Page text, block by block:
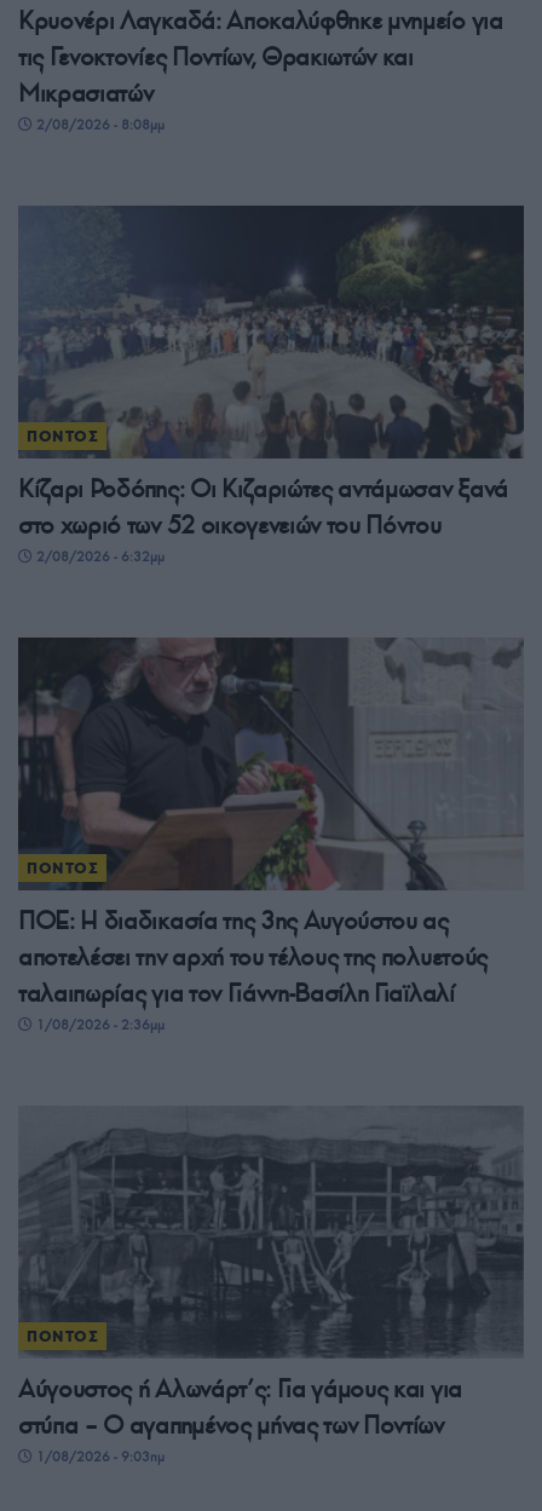
Κρυονέρι Λαγκαδά: Αποκαλύφθηκε μνημείο για
τις Γενοκτονίες Ποντίων, Θρακιωτών και
Μικρασιατών
2/08/2026 - 8:08μμ
ΠΟΝΤΟΣ
Κίζαρι Ροδόπης: Οι Κιζαριώτες αντάμωσαν ξανά
στο χωριό των 52 οικογενειών του Πόντου
2/08/2026 - 6:32μμ
ΠΟΝΤΟΣ
ΠΟΕ: Η διαδικασία της 3ης Αυγούστου ας
αποτελέσει την αρχή του τέλους της πολυετούς
ταλαιπωρίας για τον Γιάννη-Βασίλη Γιαϊλαλί
1/08/2026 - 2:36μμ
ΠΟΝΤΟΣ
Αύγουστος ή Αλωνάρτ’ς: Για γάμους και για
στύπα – Ο αγαπημένος μήνας των Ποντίων
1/08/2026 - 9:03πμ